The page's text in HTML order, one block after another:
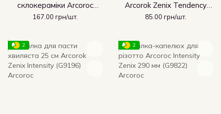
склокераміки Arcoroc
Intensity Zenix 285 мм
167.00 грн/шт.
Arcorok Zenix Tendency
450 мл (G4765)
85.00 грн/шт.
2 2